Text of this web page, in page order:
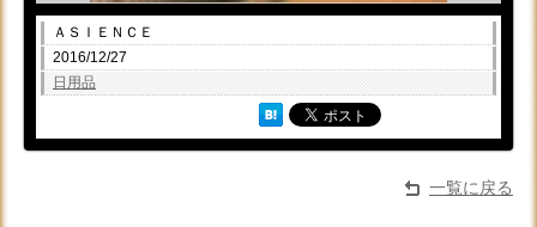
ＡＳＩＥＮＣＥ
2016/12/27
日用品
一覧に戻る